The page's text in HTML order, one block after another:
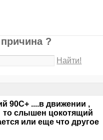
?
Найти!
90С+ ....в движении ,
то слышен цокотящий
или еще что другое